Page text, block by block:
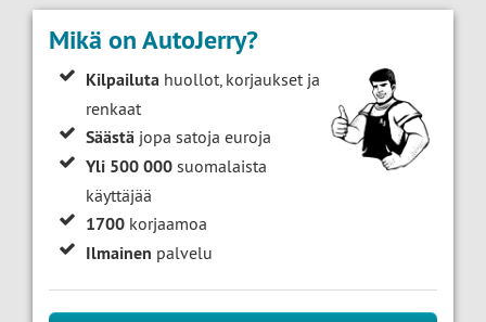
Mikä on AutoJerry?
Kilpailuta huollot, korjaukset ja
renkaat
Säästä jopa satoja euroja
Yli 500 000 suomalaista
käyttäjää
1700 korjaamoa
Ilmainen palvelu